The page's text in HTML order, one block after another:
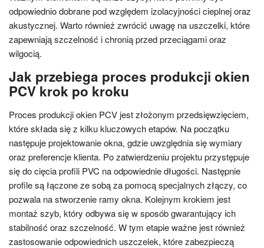
odpowiednio dobrane pod względem izolacyjności cieplnej oraz
akustycznej. Warto również zwrócić uwagę na uszczelki, które
zapewniają szczelność i chronią przed przeciągami oraz
wilgocią.
Jak przebiega proces produkcji okien
PCV krok po kroku
Proces produkcji okien PCV jest złożonym przedsięwzięciem,
które składa się z kilku kluczowych etapów. Na początku
następuje projektowanie okna, gdzie uwzględnia się wymiary
oraz preferencje klienta. Po zatwierdzeniu projektu przystępuje
się do cięcia profili PVC na odpowiednie długości. Następnie
profile są łączone ze sobą za pomocą specjalnych złączy, co
pozwala na stworzenie ramy okna. Kolejnym krokiem jest
montaż szyb, który odbywa się w sposób gwarantujący ich
stabilność oraz szczelność. W tym etapie ważne jest również
zastosowanie odpowiednich uszczelek, które zabezpieczą